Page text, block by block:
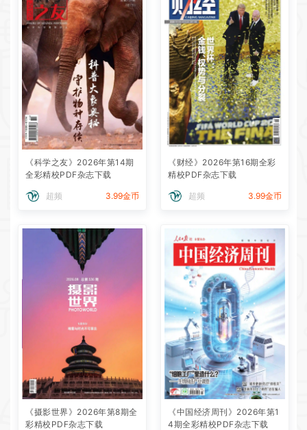
《科学之友》2026年第14期
全彩精校PDF杂志下载
超频 3.99金币
《财经》2026年第16期全彩
精校PDF杂志下载
超频 3.99金币
《摄影世界》2026年第8期全
彩精校PDF杂志下载
《中国经济周刊》2026年第1
4期全彩精校PDF杂志下载